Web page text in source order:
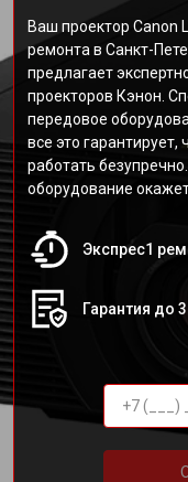
Ваш проектор Canon
ремонта в Санкт-
предлагает
проекторов Кэнон.
передовое
все это
работать
оборудование
Экспрес1
Гарантия до